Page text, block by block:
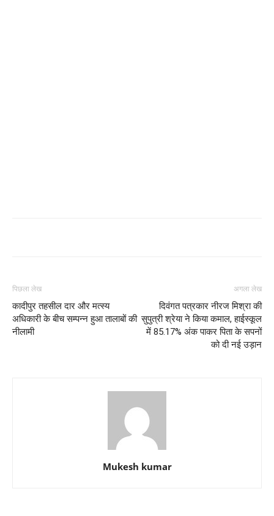
पिछला लेख
कादीपुर तहसील दार और मत्स्य
अधिकारी के बीच सम्पन्न हुआ तालाबों की
नीलामी
अगला लेख
दिवंगत पत्रकार नीरज मिश्रा की
सुपुत्री श्रेया ने किया कमाल, हाईस्कूल
में 85.17% अंक पाकर पिता के सपनों
को दी नई उड़ान
Mukesh kumar